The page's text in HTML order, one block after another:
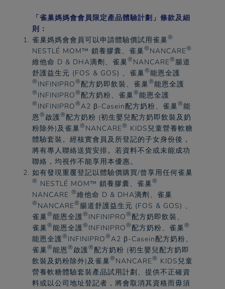
「 雀巢媽媽會會員限定產品體驗計劃」條款及細
則：
雀巢媽媽會會員可以申請體驗價試用雀巢®
NESTLÉ MOM™ 鎖養膠囊、 雀巢®NANCARE®
維他命 D & DHA滴劑、 雀巢®NANCARE®腸道
舒護益生元 (FOS & GOS) 、 雀巢®能恩全護
®INFINIPRO®配方奶即飲裝、 雀巢®能恩全護
®INFINIPRO®配方奶粉、 雀巢®能恩全護
®INFINIPRO®A2 β-Casein配方奶粉、 雀巢®能
恩®啟護®配方奶粉 (初生嬰兒配方奶即飲裝及奶
粉除外)及雀巢®NANCARE® KIDS兒童營養軟糖
體驗套裝。經核實會員及所登記的子女身份後，
將有專人聯絡送貨安排。若資料不全或未能成功
聯絡，均視作不能享用本優惠。​
如有發現重覆登記以體驗價購買/曾享用任何雀巢
® NESTLÉ MOM™ 鎖養膠囊、 雀巢®
NANCARE ®維他命 D & DHA滴劑、 雀巢
®NANCARE®腸道舒護益生元 (FOS & GOS) 、
雀巢®能恩全護®INFINIPRO®配方奶即飲裝、
雀巢®能恩全護®INFINIPRO®配方奶粉、 雀巢®
能恩全護®INFINIPRO®A2 β-Casein配方奶粉、
雀巢®能恩®啟護®配方奶粉 (初生嬰兒配方奶即
飲裝及奶粉除外)及雀巢®NANCARE® KIDS兒童
營養軟糖體驗套裝產品試用計劃、提供不正確資
料或以公司地址登記者，將會取消其資格而毋須